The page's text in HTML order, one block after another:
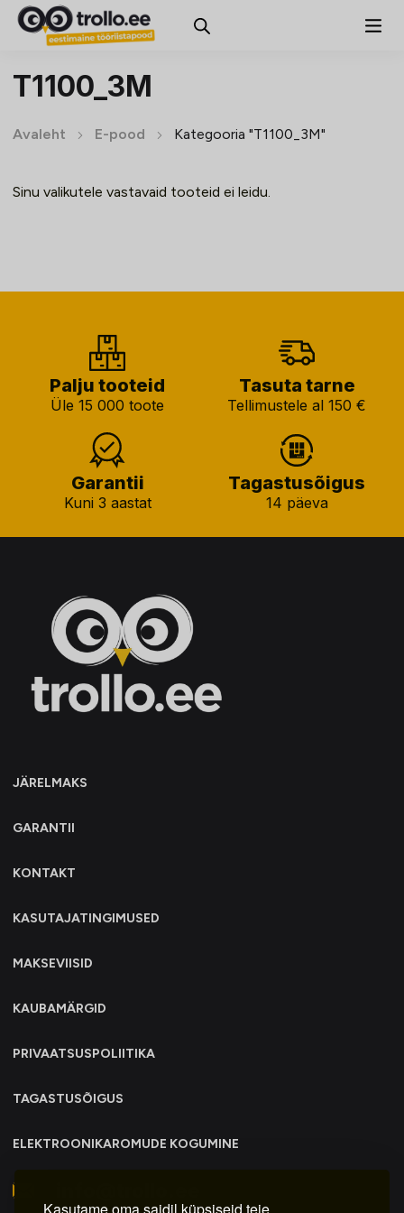
T1100_3M
Avaleht E-pood Kategooria "T1100_3M"
Sinu valikutele vastavaid tooteid ei leidu.
Palju tooteid
Üle 15 000 toote
Tasuta tarne
Tellimustele al 150 €
Garantii
Kuni 3 aastat
Tagastusõigus
14 päeva
JÄRELMAKS
GARANTII
KONTAKT
KASUTAJATINGIMUSED
MAKSEVIISID
KAUBAMÄRGID
PRIVAATSUSPOLIITIKA
TAGASTUSÕIGUS
ELEKTROONIKAROMUDE KOGUMINE